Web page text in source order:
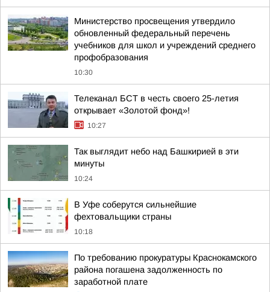
Министерство просвещения утвердило
обновленный федеральный перечень
учебников для школ и учреждений среднего
профобразования
10:30
Телеканал БСТ в честь своего 25-летия
открывает «Золотой фонд»!
10:27
Так выглядит небо над Башкирией в эти
минуты
10:24
В Уфе соберутся сильнейшие
фехтовальщики страны
10:18
По требованию прокуратуры Краснокамского
района погашена задолженность по
заработной плате